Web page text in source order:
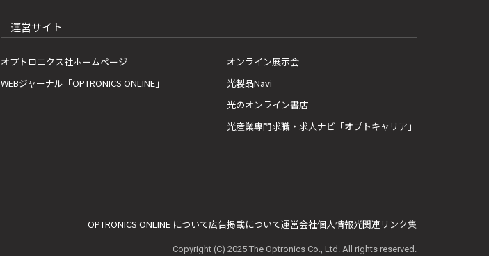
運営サイト
オプトロニクス社ホームページ
WEBジャーナル「OPTRONICS ONLINE」
オンライン展示会
光製品Navi
光のオンライン書店
光産業専門求職・求人ナビ「オプトキャリア」
OPTRONICS ONLINE について広告掲載について運営会社個人情報光関連リンク集
Copyright (C) 2025 The Optronics Co., Ltd. All rights reserved.